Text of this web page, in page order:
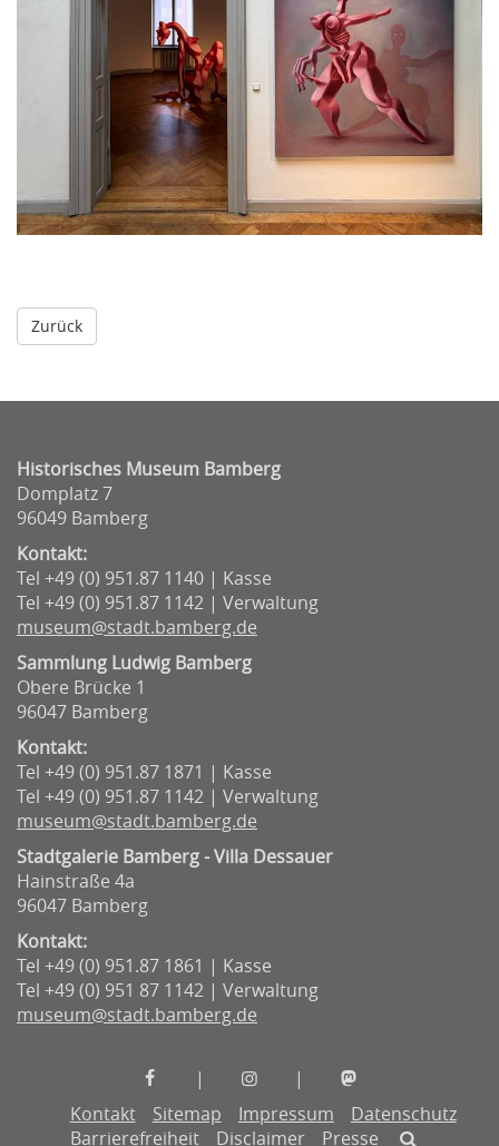
Historisches Museum Bamberg
Domplatz 7
96049 Bamberg
Kontakt:
Tel +49 (0) 951.87 1140 | Kasse
Tel +49 (0) 951.87 1142 | Verwaltung
museum@stadt.bamberg.de
Sammlung Ludwig Bamberg
Obere Brücke 1
96047 Bamberg
Kontakt:
Tel +49 (0) 951.87 1871 | Kasse
Tel +49 (0) 951.87 1142 | Verwaltung
museum@stadt.bamberg.de
Stadtgalerie Bamberg - Villa Dessauer
Hainstraße 4a
96047 Bamberg
Kontakt:
Tel +49 (0) 951.87 1861 | Kasse
Tel +49 (0) 951 87 1142 | Verwaltung
museum@stadt.bamberg.de
Museen
Stadt
|
Museen
Stadt
|
Stadt
Kontakt Sitemap Impressum
Datenschutz
Barrierefreiheit
Disclaimer Presse